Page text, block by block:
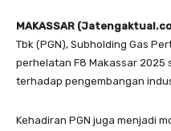
MAKASSAR
Tbk (PGN), Subholding Gas
perhelatan F8 Makassar 2025
terhadap pengembangan
Kehadiran PGN juga menjadi